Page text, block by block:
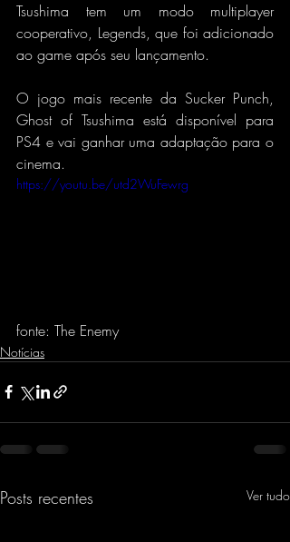
Tsushima tem um modo multiplayer
cooperativo, Legends, que foi adicionado
ao game após seu lançamento.
O jogo mais recente da Sucker Punch,
Ghost of Tsushima está disponível para
PS4 e vai ganhar uma adaptação para o
cinema.
https://youtu.be/utd2WuFewrg
fonte: The Enemy
Notícias
Posts recentes Ver tudo